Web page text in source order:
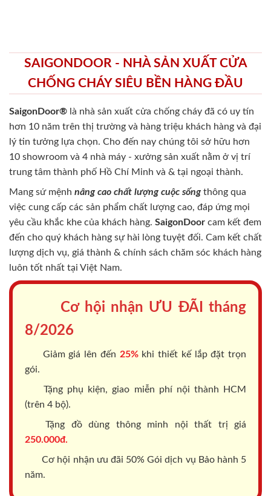
SAIGONDOOR - NHÀ SẢN XUẤT CỬA
CHỐNG CHÁY SIÊU BỀN HÀNG ĐẦU
SaigonDoor® là nhà sản xuất cửa chống cháy đã có uy tín
hơn 10 năm trên thị trường và hàng triệu khách hàng và đại
lý tin tưởng lựa chọn. Cho đến nay chúng tôi sở hữu hơn
10 showroom và 4 nhà máy - xưởng sản xuất nằm ở vị trí
trung tâm thành phố Hồ Chí Minh và & tại ngoại thành.
Mang sứ mệnh nâng cao chất lượng cuộc sốngthông qua
việc cung cấp các sản phẩm chất lượng cao, đáp ứng mọi
yêu cầu khắc khe của khách hàng. SaigonDoor cam kết đem
đến cho quý khách hàng sự hài lòng tuyệt đối. Cam kết chất
lượng dịch vụ, giá thành & chính sách chăm sóc khách hàng
luôn tốt nhất tại Việt Nam.
Cơ hội nhận ƯU ĐÃI tháng
8/2026
Giảm giá lên đến 25%khi thiết kế lắp đặt trọn
gói.
Tặng phụ kiện, giao miễn phí nội thành HCM
(trên 4 bộ).
Tặng đồ dùng thông minh nội thất trị giá
250.000đ.
Cơ hội nhận ưu đãi 50% Gói dịch vụ Bảo hành 5
năm.